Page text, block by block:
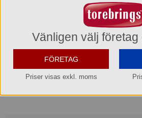
refillhanddukar i universalkvalitet och Tork
Handduk. En större produktmängd gör det
oförutsedda situationer, som att pappret tar
Produktinformation
Vänligen välj
FÖRETAG
Priser visas exkl. moms